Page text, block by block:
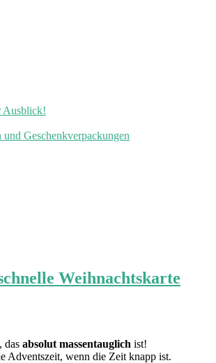
Ausblick!
Geschenkverpackungen
Weihnachtskarte
das absolut massentauglich ist!
Adventszeit, wenn die Zeit knapp ist.